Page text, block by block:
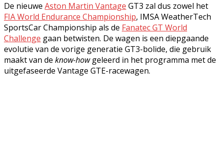
De nieuwe Aston Martin Vantage GT3 zal dus zowel het
FIA World Endurance Championship, IMSA WeatherTech
SportsCar Championship als de Fanatec GT World
Challenge gaan betwisten. De wagen is een diepgaande
evolutie van de vorige generatie GT3-bolide, die gebruik
maakt van de know-howgeleerd in het programma met de
uitgefaseerde Vantage GTE-racewagen.